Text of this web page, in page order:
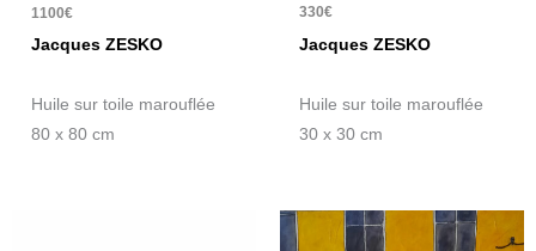
1100€
Jacques ZESKO
Huile sur toile marouflée
80 x 80 cm
330€
Jacques ZESKO
Huile sur toile marouflée
30 x 30 cm